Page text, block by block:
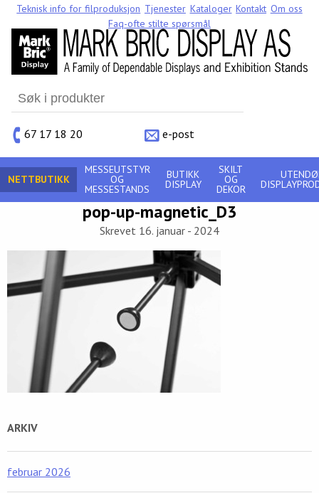
Search
for:
67 17 18 20
e-post
Teknisk info for filproduksjon Tjenester Kataloger Kontakt Om oss
Faq-ofte stilte spørsmål
NETTBUTIKK
MESSEUTSTYR
OG
MESSESTANDS
BUTIKK
DISPLAY
SKILT
OG
DEKOR
pop-up-magnetic_D3
Skrevet 16. januar - 2024
ARKIV
februar 2026